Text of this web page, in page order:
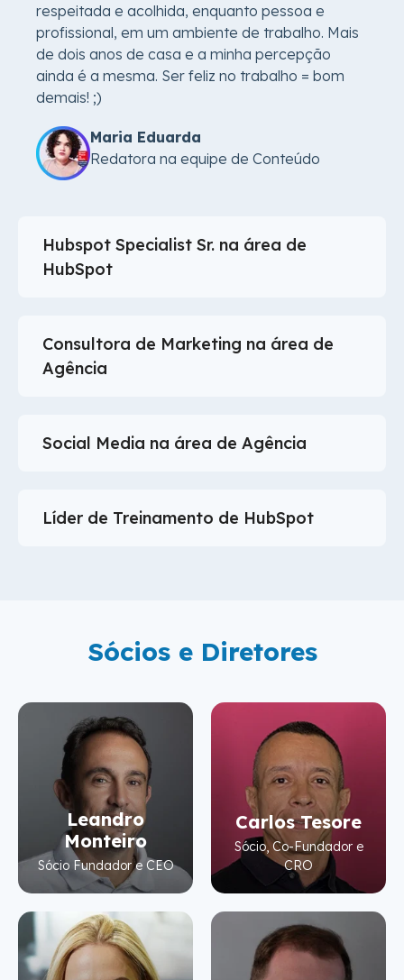
respeitada e acolhida, enquanto pessoa e
profissional, em um ambiente de trabalho. Mais
de dois anos de casa e a minha percepção
ainda é a mesma. Ser feliz no trabalho = bom
demais! ;)
Maria Eduarda
Redatora na equipe de Conteúdo
Sócios e Diretores
Leandro
Monteiro
Sócio Fundador e CEO
Carlos Tesore
Sócio, Co-Fundador e
CRO